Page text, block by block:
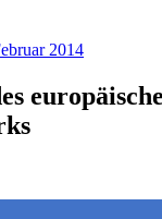
2014